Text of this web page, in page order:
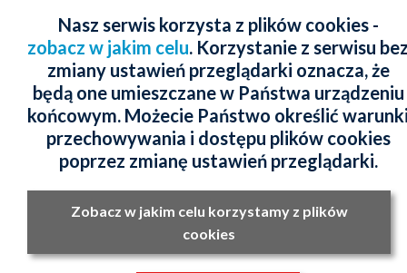
Nasz serwis korzysta z plików cookies -
zobacz w jakim celu. Korzystanie z serwisu
zmiany ustawień przeglądarki oznacza, że
będą one umieszczane w Państwa urządzeniu
końcowym. Możecie Państwo określić
przechowywania i dostępu plików cookies
poprzez zmianę ustawień przeglądarki.
Zobacz w jakim celu korzystamy z plików
cookies